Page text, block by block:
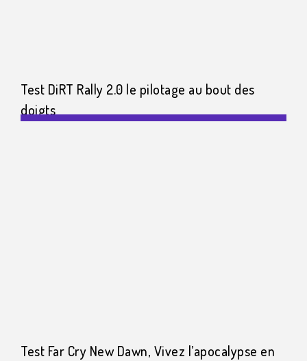
Test DiRT Rally 2.0 le pilotage au bout des
doigts
Test Far Cry New Dawn, Vivez l’apocalypse en